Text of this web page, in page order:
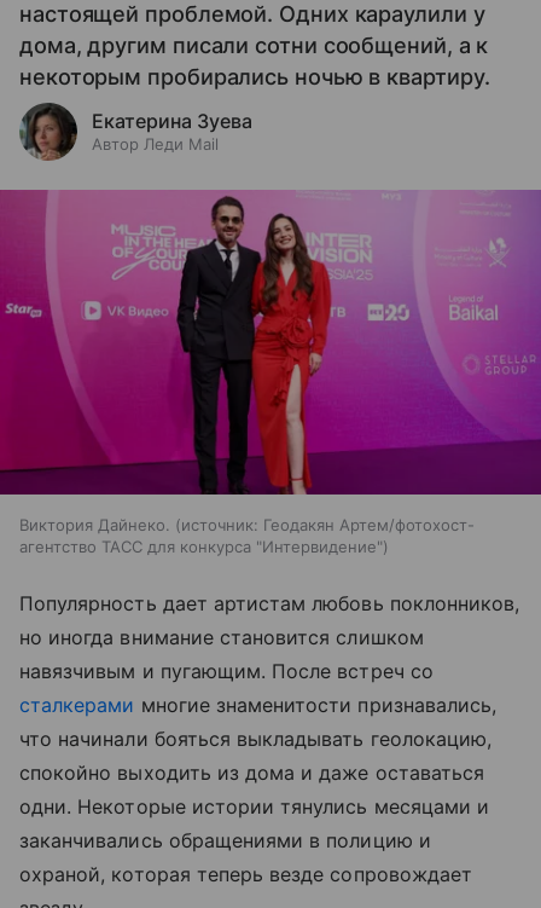
настоящей проблемой. Одних караулили у
дома, другим писали сотни сообщений, а к
некоторым пробирались ночью в квартиру.
Екатерина Зуева
Автор Леди Mail
Виктория Дайнеко. источник: Геодакян Артем/фотохост-
агентство ТАСС для конкурса "Интервидение"
Популярность дает артистам любовь поклонников,
но иногда внимание становится слишком
навязчивым и пугающим. После встреч со
сталкерами многие знаменитости признавались,
что начинали бояться выкладывать геолокацию,
спокойно выходить из дома и даже оставаться
одни. Некоторые истории тянулись месяцами и
заканчивались обращениями в полицию и
охраной, которая теперь везде сопровождает